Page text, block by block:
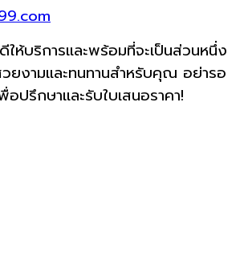
ห้บริการและพร้อมที่จะเป็นส่วนหนึ่ง
วยงามและทนทานสำหรับคุณ อย่ารอ
ปรึกษาและรับใบเสนอราคา!